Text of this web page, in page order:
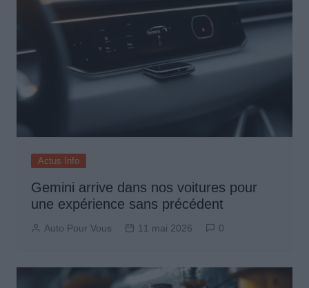
Actus Info
Gemini arrive dans nos voitures pour
une expérience sans précédent
Auto Pour Vous 11 mai 2026 0